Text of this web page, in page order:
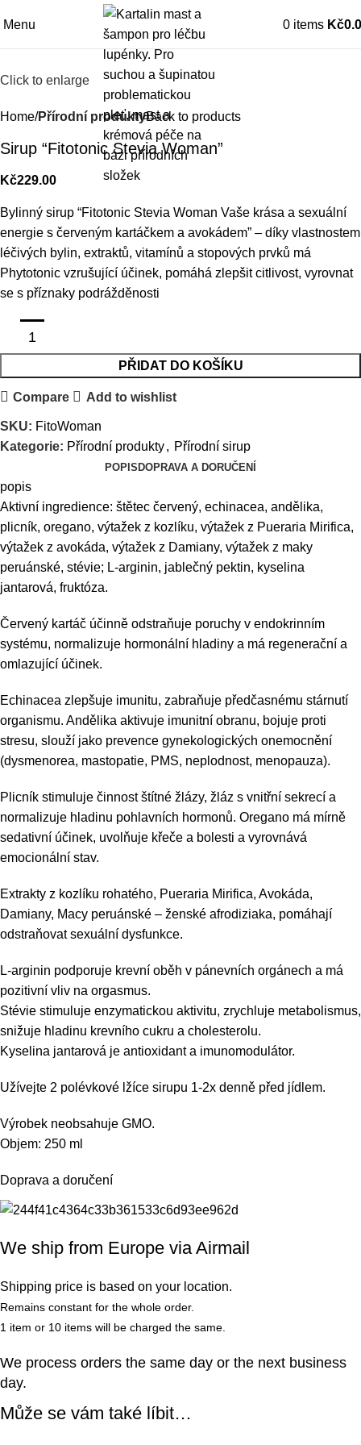
Menu 0 items Kč
Click to enlarge
Home Přírodní produktyBack to products
Sirup “Fitotonic Stevia Woman”
Kč229.00
Bylinný sirup “Fitotonic Stevia Woman Vaše krása a sexuální
energie s červeným kartáčkem a avokádem” – díky vlastnostem
léčivých bylin, extraktů, vitamínů a stopových prvků má
Phytotonic vzrušující účinek, pomáhá zlepšit citlivost, vyrovnat
se s příznaky podrážděnosti
PŘIDAT DO KOŠÍKU
Compare Add to wishlist
SKU: FitoWoman
Kategorie: Přírodní produkty, Přírodní sirup
POPIS DOPRAVA A DORUČENÍ
popis
Aktivní ingredience: štětec červený, echinacea, andělika,
plicník, oregano, výtažek z kozlíku, výtažek z Pueraria Mirifica,
výtažek z avokáda, výtažek z Damiany, výtažek z maky
peruánské, stévie; L-arginin, jablečný pektin, kyselina
jantarová, fruktóza.
Červený kartáč účinně odstraňuje poruchy v endokrinním
systému, normalizuje hormonální hladiny a má regenerační a
omlazující účinek.
Echinacea zlepšuje imunitu, zabraňuje předčasnému stárnutí
organismu. Andělika aktivuje imunitní obranu, bojuje proti
stresu, slouží jako prevence gynekologických onemocnění
(dysmenorea, mastopatie, PMS, neplodnost, menopauza).
Plicník stimuluje činnost štítné žlázy, žláz s vnitřní sekrecí a
normalizuje hladinu pohlavních hormonů. Oregano má mírně
sedativní účinek, uvolňuje křeče a bolesti a vyrovnává
emocionální stav.
Extrakty z kozlíku rohatého, Pueraria Mirifica, Avokáda,
Damiany, Macy peruánské – ženské afrodiziaka, pomáhají
odstraňovat sexuální dysfunkce.
L-arginin podporuje krevní oběh v pánevních orgánech a má
pozitivní vliv na orgasmus.
Stévie stimuluje enzymatickou aktivitu, zrychluje metabolismus,
snižuje hladinu krevního cukru a cholesterolu.
Kyselina jantarová je antioxidant a imunomodulátor.
Užívejte 2 polévkové lžíce sirupu 1-2x denně před jídlem.
Výrobek neobsahuje GMO.
Objem: 250 ml
Doprava a doručení
We ship from Europe via Airmail
Shipping price is based on your location.
Remains constant for the whole order.
1 item or 10 items will be charged the same.
We process orders the same day or the next business
day.
Může se vám také líbit…